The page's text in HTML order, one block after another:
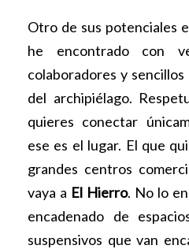
Otro de sus potenciales
he encontrado con
colaboradores y
del archipiélago.
quieres conectar
ese es el lugar. El que
grandes centros
vaya a El Hierro. No lo
encadenado de
suspensivos que van